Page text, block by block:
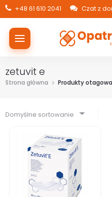
+48 61 610 2041 Czat z
zetuvit e
Strona główna Produkty
Domyślne sortowanie